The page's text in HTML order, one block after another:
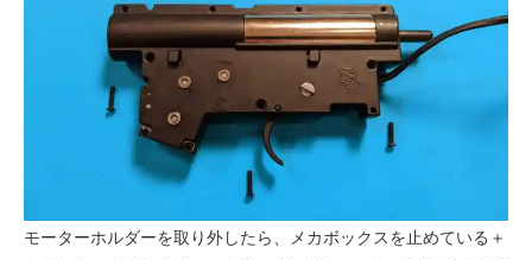
モーターホルダーを取り外したら、メカボックスを止めている＋